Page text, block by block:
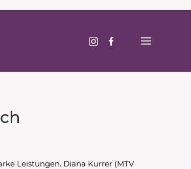
Leistungen. Diana Kurrer (MTV